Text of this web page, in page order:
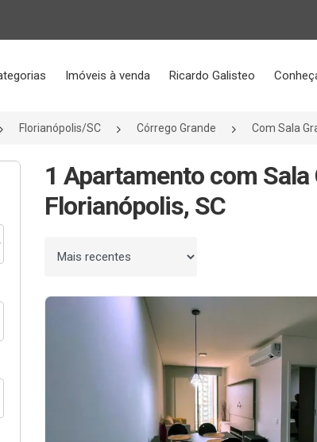
Imóveis à venda Ricardo Galisteo
Florianópolis/SC Córrego Grande Com Sala
1 Apartamento com Sala
Florianópolis, SC
Ordenar por